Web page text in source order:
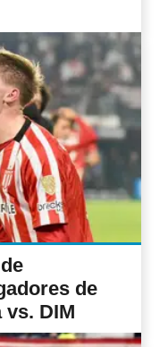
de
vs. DIM